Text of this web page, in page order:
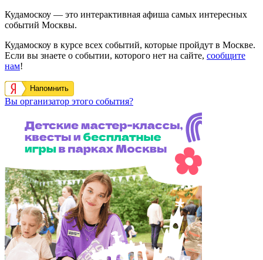
Кудамоскоу — это интерактивная афиша самых интересных
событий Москвы.
Кудамоскоу в курсе всех событий, которые пройдут в Москве.
Если вы знаете о событии, которого нет на сайте, сообщите
нам!
Напомнить
Вы организатор этого события?